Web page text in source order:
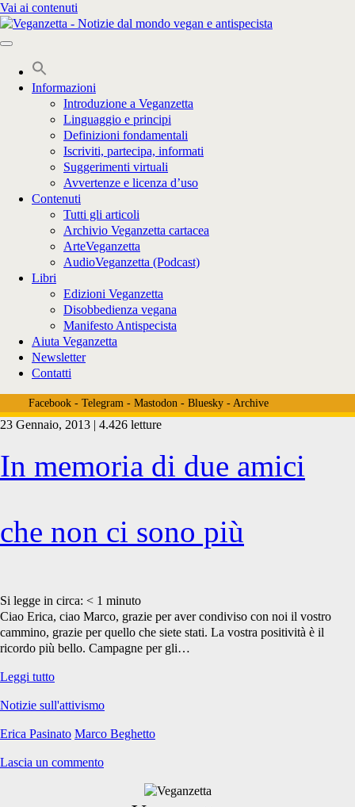
Vai ai contenuti
Informazioni
Introduzione a Veganzetta
Linguaggio e principi
Definizioni fondamentali
Iscriviti, partecipa, informati
Suggerimenti virtuali
Avvertenze e licenza d’uso
Contenuti
Tutti gli articoli
Archivio Veganzetta cartacea
ArteVeganzetta
AudioVeganzetta (Podcast)
Libri
Edizioni Veganzetta
Disobbedienza vegana
Manifesto Antispecista
Aiuta Veganzetta
Newsletter
Contatti
Facebook- Telegram- Mastodon- Bluesky- Archive
Tag:
<span>Erica
23 Gennaio, 2013 | 4.426 letture
In memoria di due amici
che non ci sono più
Si legge in circa: < 1 minuto
Ciao Erica, ciao Marco, grazie per aver condiviso con noi il vostro
cammino, grazie per quello che siete stati. La vostra positività è il
ricordo più bello. Campagne per gli…
Leggi tuttoIn
di
amici
non
Notizie sull'attivismo
Erica Pasinato Marco Beghetto
Lascia un commento